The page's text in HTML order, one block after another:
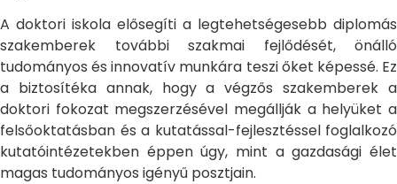
A doktori iskola elősegíti a legtehetségesebb diplomás
szakemberek további szakmai fejlődését, önálló
tudományos és innovatív munkára teszi őket képessé. Ez
a biztosítéka annak, hogy a végzős szakemberek a
doktori fokozat megszerzésével megállják a helyüket a
felsőoktatásban és a kutatással-fejlesztéssel foglalkozó
kutatóintézetekben éppen úgy, mint a gazdasági élet
magas tudományos igényű posztjain.